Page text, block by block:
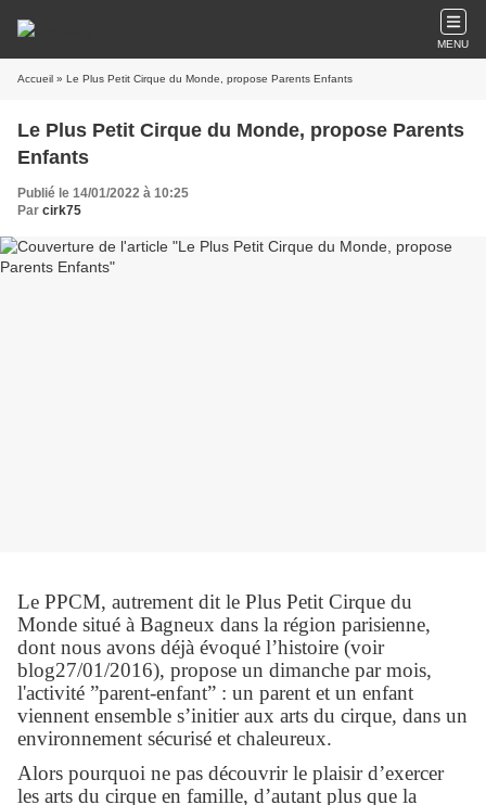
MENU
Accueil » Le Plus Petit Cirque du Monde, propose Parents Enfants
Le Plus Petit Cirque du Monde, propose Parents
Enfants
Publié le 14/01/2022 à 10:25
Par cirk75
Le PPCM, autrement dit le Plus Petit Cirque du
Monde situé à Bagneux dans la région parisienne,
dont nous avons déjà évoqué l’histoire (voir
blog27/01/2016), propose un dimanche par mois,
l'activité ”parent-enfant” : un parent et un enfant
viennent ensemble s’initier aux arts du cirque, dans un
environnement sécurisé et chaleureux.
Alors pourquoi ne pas découvrir le plaisir d’exercer
les arts du cirque en famille, d’autant plus que la